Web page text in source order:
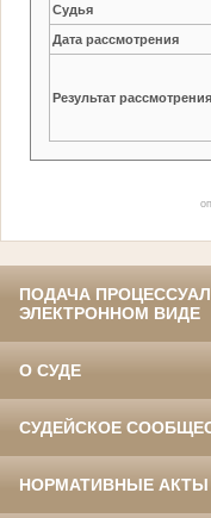
Судья
Дата рассмотрения
Результат рассмотрения
ПОДАЧА
ЭЛЕКТРОННОМ ВИДЕ
О СУДЕ
СУДЕЙСКОЕ
НОРМАТИВНЫЕ АКТЫ